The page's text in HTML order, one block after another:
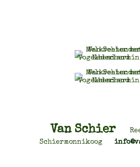
Van Schier
Schiermonnikoog